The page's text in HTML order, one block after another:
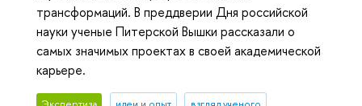
трансформаций. В преддверии Дня российской
науки ученые Питерской Вышки рассказали о
самых значимых проектах в своей академической
карьере.